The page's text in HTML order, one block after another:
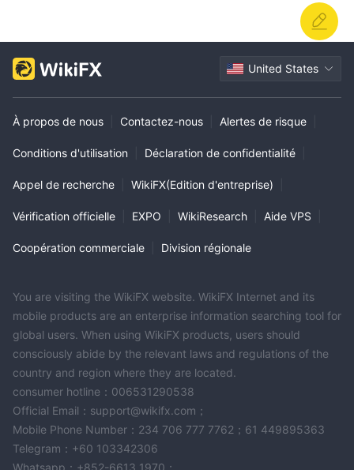
United States
À propos de nous Contactez-nous Alertes de risque
Conditions d'utilisation Déclaration de confidentialité
Appel de recherche WikiFX(Edition d'entreprise)
Vérification officielle EXPO WikiResearch Aide VPS
Coopération commerciale Division régionale
You are visiting the WikiFX website. WikiFX Internet and its
mobile products are an enterprise information searching tool for
global users. When using WikiFX products, users should
consciously abide by the relevant laws and regulations of the
country and region where they are located.
consumer hotline：006531290538
Official Email：support@wikifx.com；
Mobile Phone Number：234 706 777 7762；61 449895363
Telegram：+60 103342306